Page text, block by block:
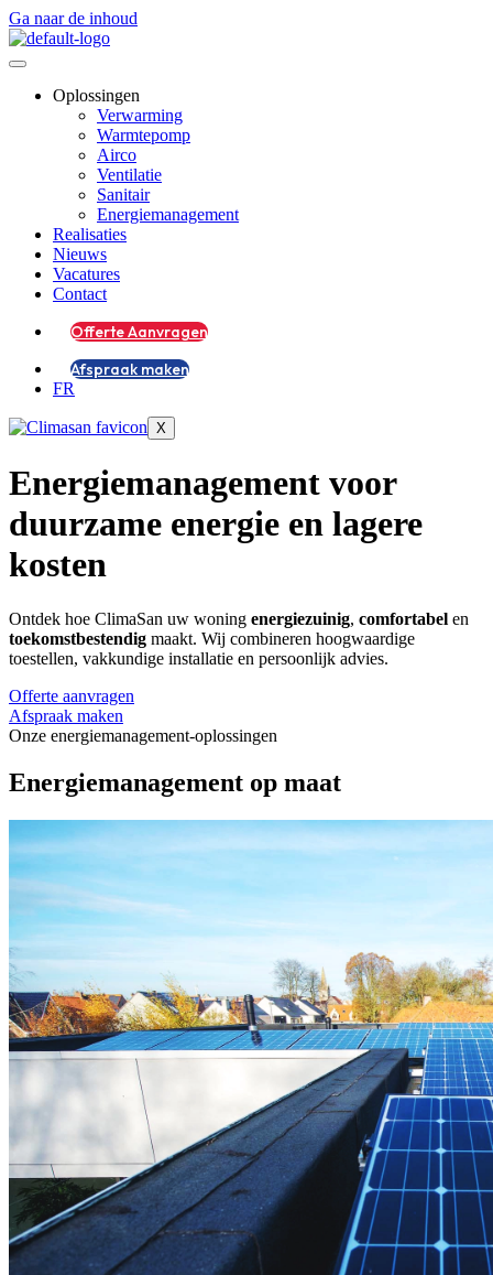
Ga naar de inhoud
Oplossingen
Verwarming
Warmtepomp
Airco
Ventilatie
Sanitair
Energiemanagement
Realisaties
Nieuws
Vacatures
Contact
Offerte Aanvragen
Afspraak maken
FR
X
Energiemanagement voor
duurzame energie en lagere
kosten
Ontdek hoe ClimaSan uw woning energiezuinig, comfortabel en
toekomstbestendig maakt. Wij combineren hoogwaardige
toestellen, vakkundige installatie en persoonlijk advies.
Offerte aanvragen
Afspraak maken
Onze energiemanagement-oplossingen
Energiemanagement op maat